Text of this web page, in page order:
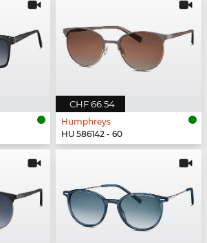
CHF 66.54
Humphreys
HU 586142 - 60